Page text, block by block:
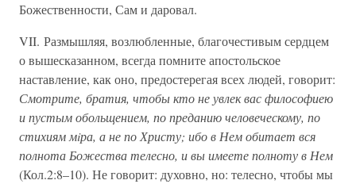
Божественности, Сам и даровал.
VII. Размышляя, возлюбленные, благочестивым сердцем
о вышесказанном, всегда помните апостольское
наставление, как оно, предостерегая всех людей, говорит:
Смотрите, братия, чтобы кто не увлек вас философиею
и пустым обольщением, по преданию человеческому, по
стихиям мiра, а не по Христу; ибо в Нем обитает вся
полнота Божества телесно, и вы имеете полноту в Нем
(Кол.2:8–10). Не говорит: духовно, но: телесно, чтобы мы